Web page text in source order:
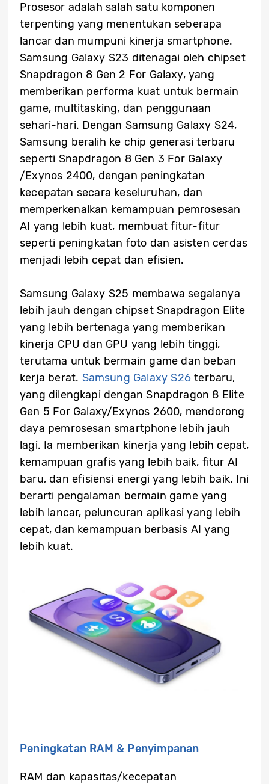
Prosesor adalah salah satu komponen
terpenting yang menentukan seberapa
lancar dan mumpuni kinerja smartphone.
Samsung Galaxy S23 ditenagai oleh chipset
Snapdragon 8 Gen 2 For Galaxy, yang
memberikan performa kuat untuk bermain
game, multitasking, dan penggunaan
sehari-hari. Dengan Samsung Galaxy S24,
Samsung beralih ke chip generasi terbaru
seperti Snapdragon 8 Gen 3 For Galaxy
/Exynos 2400, dengan peningkatan
kecepatan secara keseluruhan, dan
memperkenalkan kemampuan pemrosesan
AI yang lebih kuat, membuat fitur-fitur
seperti peningkatan foto dan asisten cerdas
menjadi lebih cepat dan efisien.
Samsung Galaxy S25 membawa segalanya
lebih jauh dengan chipset Snapdragon Elite
yang lebih bertenaga yang memberikan
kinerja CPU dan GPU yang lebih tinggi,
terutama untuk bermain game dan beban
kerja berat. Samsung Galaxy S26 terbaru,
yang dilengkapi dengan Snapdragon 8 Elite
Gen 5 For Galaxy/Exynos 2600, mendorong
daya pemrosesan smartphone lebih jauh
lagi. Ia memberikan kinerja yang lebih cepat,
kemampuan grafis yang lebih baik, fitur AI
baru, dan efisiensi energi yang lebih baik. Ini
berarti pengalaman bermain game yang
lebih lancar, peluncuran aplikasi yang lebih
cepat, dan kemampuan berbasis AI yang
lebih kuat.
Peningkatan RAM & Penyimpanan
RAM dan kapasitas/kecepatan